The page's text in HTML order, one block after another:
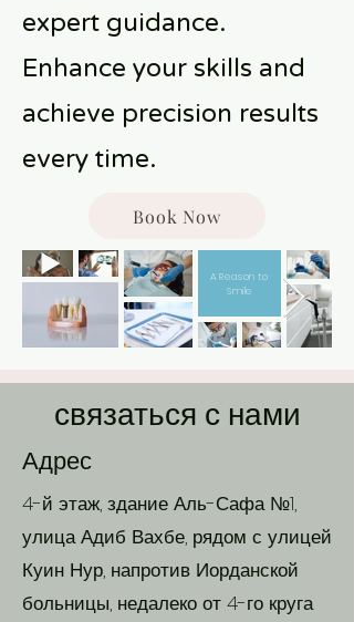
expert guidance.
Enhance your skills and
achieve precision results
every time.
Book Now
A Reason to
Smile
связаться с нами
Адрес
4-й этаж, здание Аль-Сафа №1,
улица Адиб Вахбе, рядом с улицей
Куин Нур, напротив Иорданской
больницы, недалеко от 4-го круга